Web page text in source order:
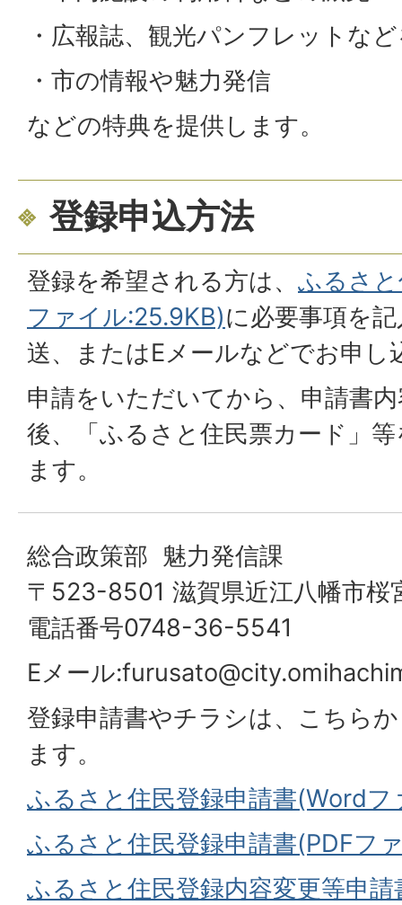
・広報誌、観光パンフレットな
・市の情報や魅力発信
などの特典を提供します。
登録申込方法
登録を希望される方は、 ふるさ
ファイル:25.9KB)に必要事項を
送、またはEメールなどでお申し
申請をいただいてから、申請書
後、「ふるさと住民票カード」
ます。
総合政策部 魅力発信課
〒523-8501 滋賀県近江八幡市桜
電話番号0748-36-5541
Eメール:
登録申請書やチラシは、こちら
ます。
ふるさと住民登録申請書(Word
ふるさと住民登録申請書(PDFフ
ふるさと住民登録内容変更等申